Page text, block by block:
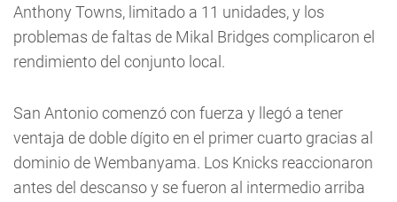
Anthony Towns, limitado a 11 unidades, y los
problemas de faltas de Mikal Bridges complicaron el
rendimiento del conjunto local.
San Antonio comenzó con fuerza y llegó a tener
ventaja de doble dígito en el primer cuarto gracias al
dominio de Wembanyama. Los Knicks reaccionaron
antes del descanso y se fueron al intermedio arriba